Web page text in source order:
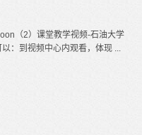
（2）课堂教学视频-石油大学
：到视频中心内观看，体现 ...